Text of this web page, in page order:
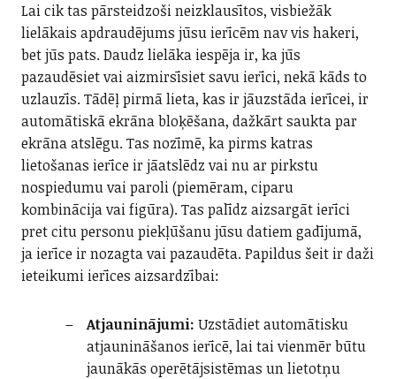
Lai cik tas pārsteidzoši neizklausītos, visbiežāk
lielākais apdraudējums jūsu ierīcēm nav vis hakeri,
bet jūs pats. Daudz lielāka iespēja ir, ka jūs
pazaudēsiet vai aizmirsīsiet savu ierīci, nekā kāds to
uzlauzīs. Tādēļ pirmā lieta, kas ir jāuzstāda ierīcei, ir
automātiskā ekrāna bloķēšana, dažkārt saukta par
ekrāna atslēgu. Tas nozīmē, ka pirms katras
lietošanas ierīce ir jāatslēdz vai nu ar pirkstu
nospiedumu vai paroli (piemēram, ciparu
kombinācija vai figūra). Tas palīdz aizsargāt ierīci
pret citu personu piekļūšanu jūsu datiem gadījumā,
ja ierīce ir nozagta vai pazaudēta. Papildus šeit ir daži
ieteikumi ierīces aizsardzībai:
Atjauninājumi: Uzstādiet automātisku
atjaunināšanos ierīcē, lai tai vienmēr būtu
jaunākās operētājsistēmas un lietotņu